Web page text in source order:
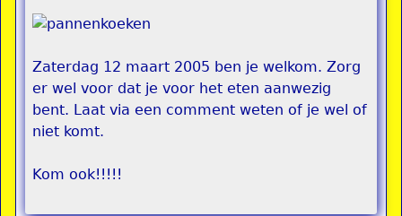
Zaterdag 12 maart 2005 ben je welkom. Zorg
er wel voor dat je voor het eten aanwezig
bent. Laat via een comment weten of je wel of
niet komt.
Kom ook!!!!!